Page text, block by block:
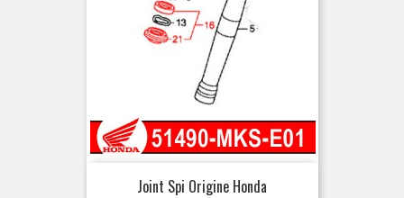
Joint Spi Origine Honda